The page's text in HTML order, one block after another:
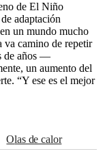
de El Niño
adaptación
un mundo mucho
va camino de repetir
de años —
un aumento del
“Y ese es el mejor
olas de calor